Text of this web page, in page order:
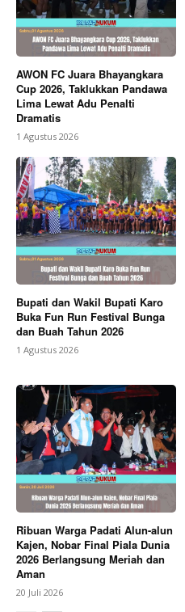
AWON FC Juara Bhayangkara
Cup 2026, Taklukkan Pandawa
Lima Lewat Adu Penalti
Dramatis
1 Agustus 2026
Bupati dan Wakil Bupati Karo
Buka Fun Run Festival Bunga
dan Buah Tahun 2026
1 Agustus 2026
Ribuan Warga Padati Alun-alun
Kajen, Nobar Final Piala Dunia
2026 Berlangsung Meriah dan
Aman
20 Juli 2026